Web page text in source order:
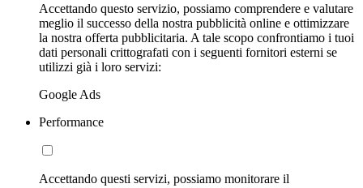
Accettando questo servizio, possiamo comprendere e valutare
meglio il successo della nostra pubblicità online e ottimizzare
la nostra offerta pubblicitaria. A tale scopo confrontiamo i tuoi
dati personali crittografati con i seguenti fornitori esterni se
utilizzi già i loro servizi:
Google Ads
Performance
Accettando questi servizi, possiamo monitorare il